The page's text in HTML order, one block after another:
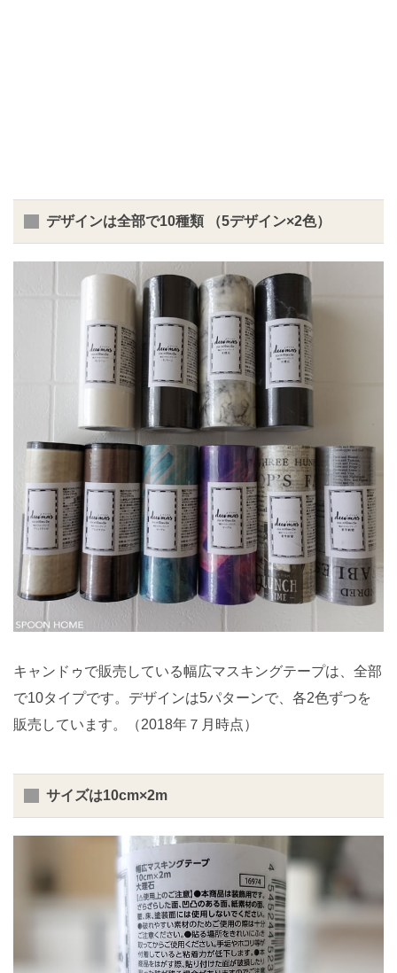
デザインは全部で10種類 （5デザイン×2色）
キャンドゥで販売している幅広マスキングテープは、全部
で10タイプです。デザインは5パターンで、各2色ずつを
販売しています。（2018年７月時点）
サイズは10cm×2m